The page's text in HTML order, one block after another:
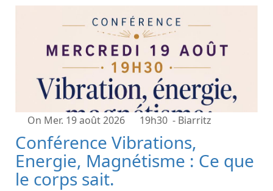
On Mer. 19 août 2026 19h30 - Biarritz
Conférence Vibrations,
Energie, Magnétisme : Ce que
le corps sait.